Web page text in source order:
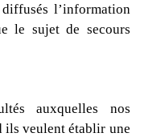
l’information
le sujet de secours
auxquelles nos
ils veulent établir une